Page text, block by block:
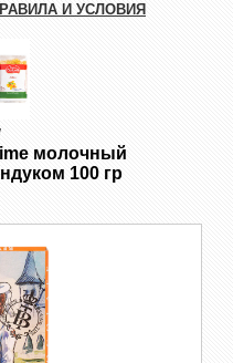
И УСЛОВИЯ
молочный
100 гр